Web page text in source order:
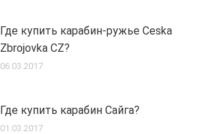
Где купить карабин-ружье Ceska
Zbrojovka CZ?
06.03.2017
Где купить карабин Сайга?
01.03.2017